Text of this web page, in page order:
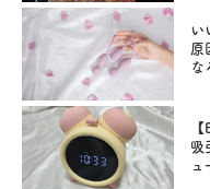
い
原
な
吸
ュ